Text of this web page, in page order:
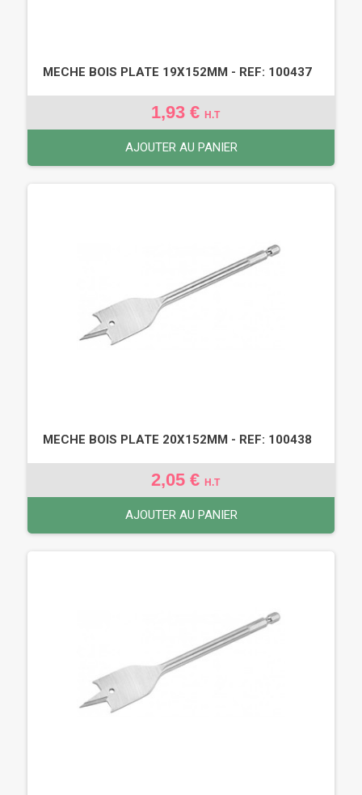
MECHE BOIS PLATE 19X152MM - REF: 100437
1,93 € H.T
AJOUTER AU PANIER
MECHE BOIS PLATE 20X152MM - REF: 100438
2,05 € H.T
AJOUTER AU PANIER